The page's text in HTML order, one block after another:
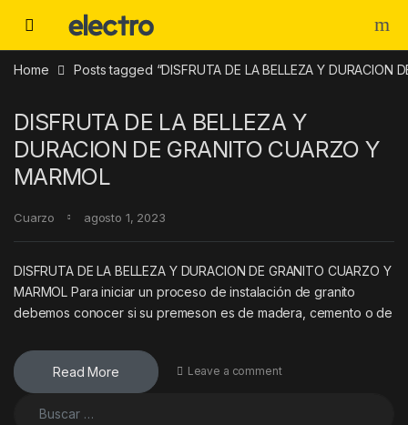
Home Posts tagged “DISFRUTA DE LA BELLEZA Y DURACION
DISFRUTA DE LA BELLEZA Y
DURACION DE GRANITO CUARZO Y
MARMOL
Cuarzo agosto 1, 2023
DISFRUTA DE LA BELLEZA Y DURACION DE GRANITO CUARZO Y
MARMOL Para iniciar un proceso de instalación de granito
debemos conocer si su premeson es de madera, cemento o de
Read More Leave a comment